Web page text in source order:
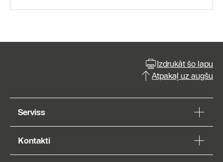
Izdrukāt šo lapu
Atpakaļ uz augšu
Serviss
Kontakti